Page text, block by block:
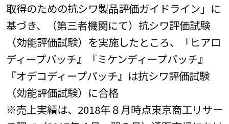
取得のための抗シワ製品評価ガイドライン」に
基づき、（第三者機関にて）抗シワ評価試験
（効能評価試験）を実施したところ、『ヒアロ
ディープパッチ』『ミケンディープパッチ』
『オデコディープパッチ』は抗シワ評価試験
（効能評価試験）に合格
※売上実績は、2018年８月時点東京商工リサー